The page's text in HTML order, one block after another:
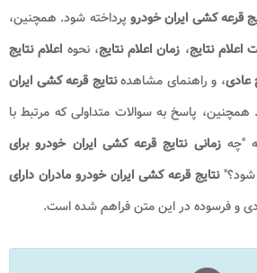
قرعه کشی ایران خودرو پرداخته شود. همچنین،
اعلام نتایج، زمان اعلام نتایج، نحوه اعلام نتایج
عادی، و راهنمای مشاهدهنتایج قرعه کشی ایران
همچنین، پاسخ به سوالات متداولی که مرتبط با
"چهزمانینتایج قرعه کشی ایران خودرو برای
شود؟"نتایج قرعه کشی ایران خودرو مادران دارای
و فرسودهدر این متن فراهم شده است.